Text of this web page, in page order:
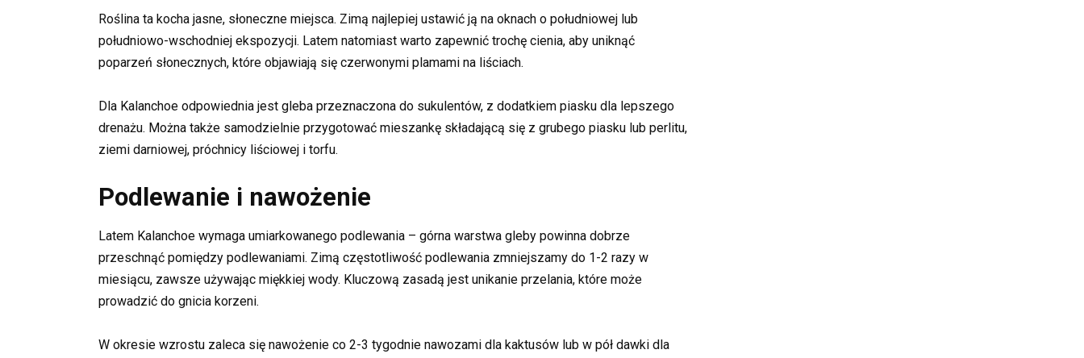
Roślina ta kocha jasne, słoneczne miejsca. Zimą najlepiej ustawić ją na oknach o południowej lub
południowo-wschodniej ekspozycji. Latem natomiast warto zapewnić trochę cienia, aby uniknąć
poparzeń słonecznych, które objawiają się czerwonymi plamami na liściach.
Dla Kalanchoe odpowiednia jest gleba przeznaczona do sukulentów, z dodatkiem piasku dla lepszego
drenażu. Można także samodzielnie przygotować mieszankę składającą się z grubego piasku lub perlitu,
ziemi darniowej, próchnicy liściowej i torfu.
Podlewanie i nawożenie
Latem Kalanchoe wymaga umiarkowanego podlewania – górna warstwa gleby powinna dobrze
przeschnąć pomiędzy podlewaniami. Zimą częstotliwość podlewania zmniejszamy do 1-2 razy w
miesiącu, zawsze używając miękkiej wody. Kluczową zasadą jest unikanie przelania, które może
prowadzić do gnicia korzeni.
W okresie wzrostu zaleca się nawożenie co 2-3 tygodnie nawozami dla kaktusów lub w pół dawki dla